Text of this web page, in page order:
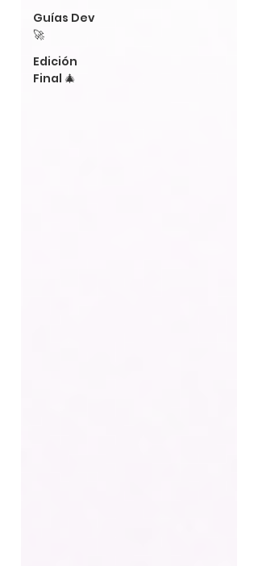
Guías Dev
🚀
Edición
Final 🎄